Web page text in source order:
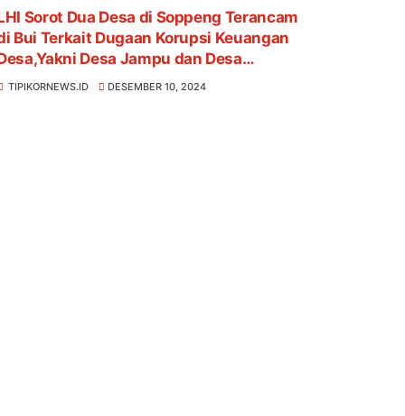
Sorot Dua Desa di Soppeng Terancam
Bui Terkait Dugaan Korupsi Keuangan
Desa Jampu dan Desa
TIPIKORNEWS.ID DESEMBER 10, 2024